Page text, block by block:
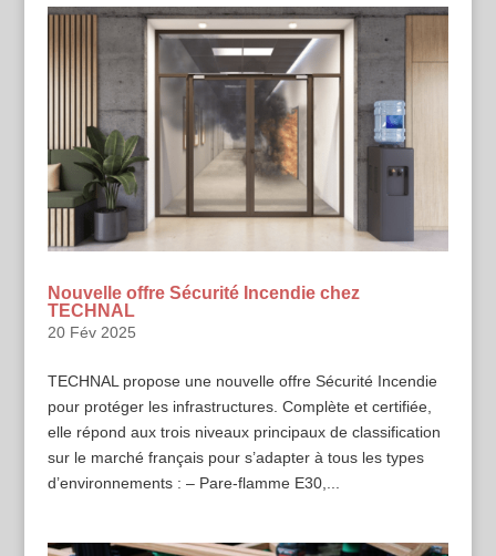
Nouvelle offre Sécurité Incendie chez
TECHNAL
20 Fév 2025
TECHNAL propose une nouvelle offre Sécurité Incendie
pour protéger les infrastructures. Complète et certifiée,
elle répond aux trois niveaux principaux de classification
sur le marché français pour s’adapter à tous les types
d’environnements : – Pare-flamme E30,...